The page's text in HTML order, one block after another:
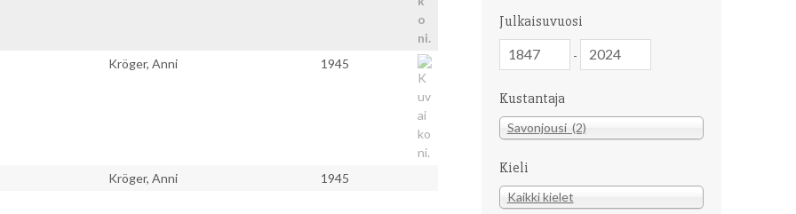
Kröger, Anni 1945
Kröger, Anni 1945
Julkaisuvuosi
-
Kustantaja
Kustantaja
Savonjousi (2)
Kieli
Kieli
Kaikki kielet